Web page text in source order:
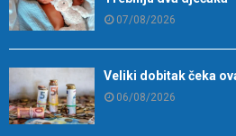
07/08/2026
Veliki dobitak čeka
06/08/2026